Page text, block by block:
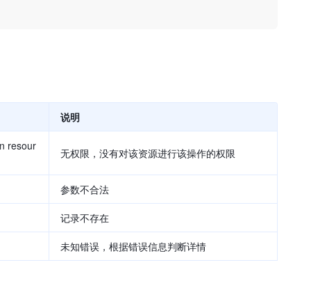
说明
resour
无权限，没有对该资源进行该操作的权限
参数不合法
记录不存在
未知错误，根据错误信息判断详情